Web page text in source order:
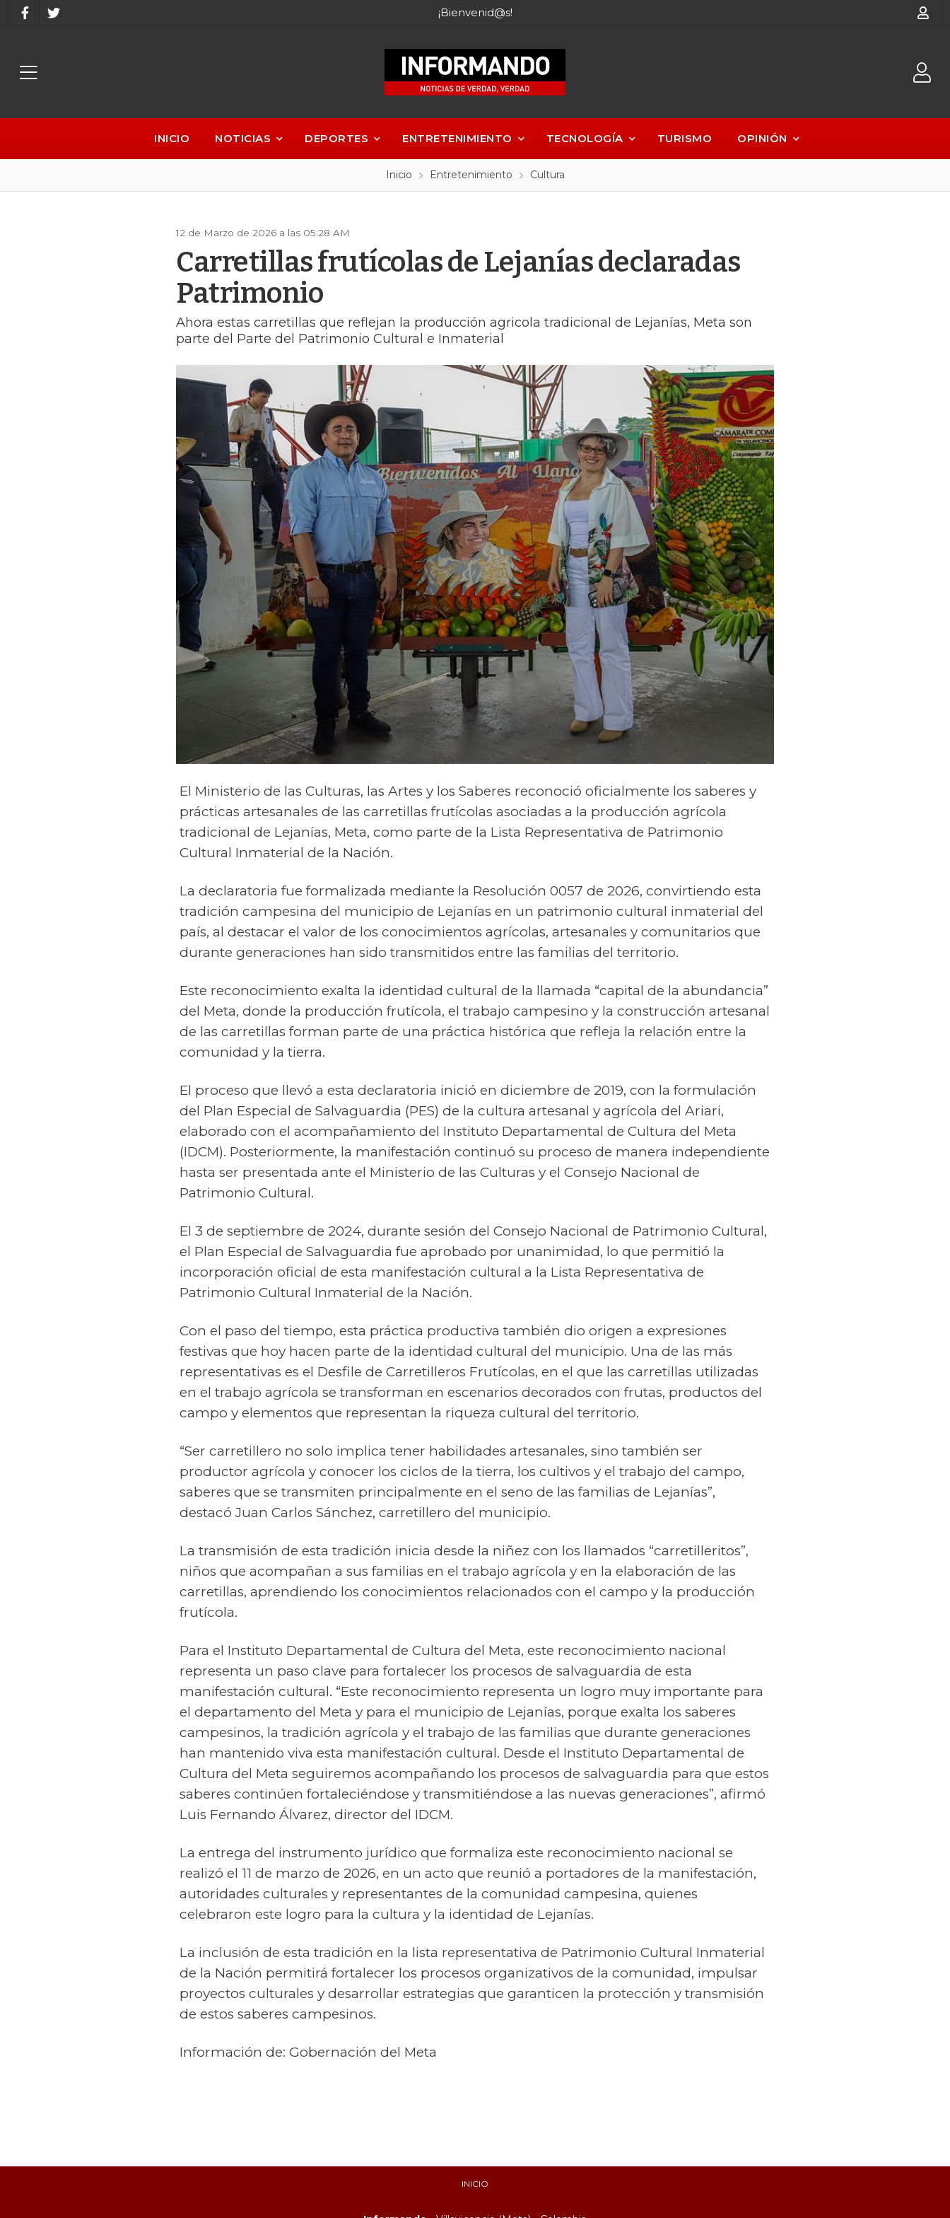
¡Bienvenid@s!
INICIO NOTICIAS DEPORTES ENTRETENIMIENTO TECNOLOGÍA TURISMO OPINIÓN
Inicio Entretenimiento Cultura
12 de Marzo de 2026 a las 05:28 AM
Carretillas frutícolas de Lejanías declaradas
Patrimonio
Ahora estas carretillas que reflejan la producción agricola tradicional de Lejanías, Meta son
parte del Parte del Patrimonio Cultural e Inmaterial
El Ministerio de las Culturas, las Artes y los Saberes reconoció oficialmente los saberes y
prácticas artesanales de las carretillas frutícolas asociadas a la producción agrícola
tradicional de Lejanías, Meta, como parte de la Lista Representativa de Patrimonio
Cultural Inmaterial de la Nación.
La declaratoria fue formalizada mediante la Resolución 0057 de 2026, convirtiendo esta
tradición campesina del municipio de Lejanías en un patrimonio cultural inmaterial del
país, al destacar el valor de los conocimientos agrícolas, artesanales y comunitarios que
durante generaciones han sido transmitidos entre las familias del territorio.
Este reconocimiento exalta la identidad cultural de la llamada “capital de la abundancia”
del Meta, donde la producción frutícola, el trabajo campesino y la construcción artesanal
de las carretillas forman parte de una práctica histórica que refleja la relación entre la
comunidad y la tierra.
El proceso que llevó a esta declaratoria inició en diciembre de 2019, con la formulación
del Plan Especial de Salvaguardia (PES) de la cultura artesanal y agrícola del Ariari,
elaborado con el acompañamiento del Instituto Departamental de Cultura del Meta
(IDCM). Posteriormente, la manifestación continuó su proceso de manera independiente
hasta ser presentada ante el Ministerio de las Culturas y el Consejo Nacional de
Patrimonio Cultural.
El 3 de septiembre de 2024, durante sesión del Consejo Nacional de Patrimonio Cultural,
el Plan Especial de Salvaguardia fue aprobado por unanimidad, lo que permitió la
incorporación oficial de esta manifestación cultural a la Lista Representativa de
Patrimonio Cultural Inmaterial de la Nación.
Con el paso del tiempo, esta práctica productiva también dio origen a expresiones
festivas que hoy hacen parte de la identidad cultural del municipio. Una de las más
representativas es el Desfile de Carretilleros Frutícolas, en el que las carretillas utilizadas
en el trabajo agrícola se transforman en escenarios decorados con frutas, productos del
campo y elementos que representan la riqueza cultural del territorio.
“Ser carretillero no solo implica tener habilidades artesanales, sino también ser
productor agrícola y conocer los ciclos de la tierra, los cultivos y el trabajo del campo,
saberes que se transmiten principalmente en el seno de las familias de Lejanías”,
destacó Juan Carlos Sánchez, carretillero del municipio.
La transmisión de esta tradición inicia desde la niñez con los llamados “carretilleritos”,
niños que acompañan a sus familias en el trabajo agrícola y en la elaboración de las
carretillas, aprendiendo los conocimientos relacionados con el campo y la producción
frutícola.
Para el Instituto Departamental de Cultura del Meta, este reconocimiento nacional
representa un paso clave para fortalecer los procesos de salvaguardia de esta
manifestación cultural. “Este reconocimiento representa un logro muy importante para
el departamento del Meta y para el municipio de Lejanías, porque exalta los saberes
campesinos, la tradición agrícola y el trabajo de las familias que durante generaciones
han mantenido viva esta manifestación cultural. Desde el Instituto Departamental de
Cultura del Meta seguiremos acompañando los procesos de salvaguardia para que estos
saberes continúen fortaleciéndose y transmitiéndose a las nuevas generaciones”, afirmó
Luis Fernando Álvarez, director del IDCM.
La entrega del instrumento jurídico que formaliza este reconocimiento nacional se
realizó el 11 de marzo de 2026, en un acto que reunió a portadores de la manifestación,
autoridades culturales y representantes de la comunidad campesina, quienes
celebraron este logro para la cultura y la identidad de Lejanías.
La inclusión de esta tradición en la lista representativa de Patrimonio Cultural Inmaterial
de la Nación permitirá fortalecer los procesos organizativos de la comunidad, impulsar
proyectos culturales y desarrollar estrategias que garanticen la protección y transmisión
de estos saberes campesinos.
Información de: Gobernación del Meta
INICIO